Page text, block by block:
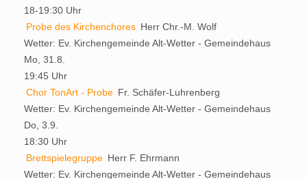
18-19:30 Uhr
Probe des Kirchenchores Herr Chr.-M. Wolf
Wetter: Ev. Kirchengemeinde Alt-Wetter - Gemeindehaus
Mo, 31.8.
19:45 Uhr
Chor TonArt - Probe Fr. Schäfer-Luhrenberg
Wetter: Ev. Kirchengemeinde Alt-Wetter - Gemeindehaus
Do, 3.9.
18:30 Uhr
Brettspielegruppe Herr F. Ehrmann
Wetter: Ev. Kirchengemeinde Alt-Wetter - Gemeindehaus